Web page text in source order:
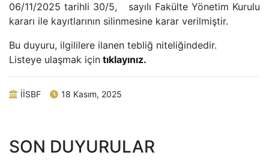
06/11/2025 tarihli 30/5, sayılı Fakülte Yönetim Kurulu
kararı ile kayıtlarının silinmesine karar verilmiştir.
Bu duyuru, ilgililere ilanen tebliğ niteliğindedir.
Listeye ulaşmak için tıklayınız.
İİSBF 18 Kasım, 2025
SON DUYURULAR